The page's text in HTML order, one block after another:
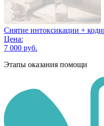
Снятие интоксикации +
Цена:
7 000 руб.
Этапы оказания помощи